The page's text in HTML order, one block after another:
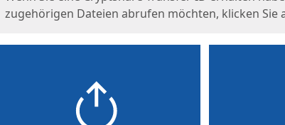
zugehörigen Dateien abrufen möchten, klicken Sie